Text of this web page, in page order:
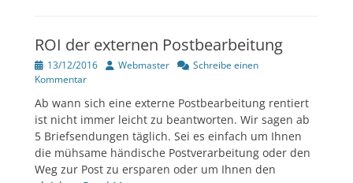
ROI der externen Postbearbeitung
Veröffentlicht
am
13/12/2016 Author
Webmaster
Schreibe einen
Kommentar
Ab wann sich eine externe Postbearbeitung rentiert
ist nicht immer leicht zu beantworten. Wir sagen ab
5 Briefsendungen täglich. Sei es einfach um Ihnen
die mühsame händische Postverarbeitung oder den
Weg zur Post zu ersparen oder um Ihnen den